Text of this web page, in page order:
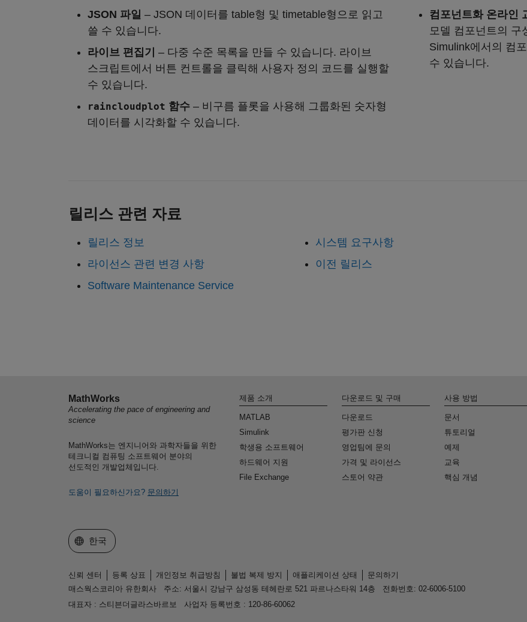
JSON 파일 – JSON 데이터를 table형 및 timetable형으로 읽고
쓸 수 있습니다.
라이브 편집기 – 다중 수준 목록을 만들 수 있습니다. 라이브
스크립트에서 버튼 컨트롤을 클릭해 사용자 정의 코드를 실행할
수 있습니다.
raincloudplot 함수 – 비구름 플롯을 사용해 그룹화된 숫자형
데이터를 시각화할 수 있습니다.
컴포넌트화 온라인
모델 컴포넌트의 구
Simulink에서의 컴
수 있습니다.
릴리스 관련 자료
릴리스 정보
라이선스 관련 변경 사항
Software Maintenance Service
시스템 요구사항
이전 릴리스
MathWorks
Accelerating the pace of engineering and
science
MathWorks는 엔지니어와 과학자들을 위한
테크니컬 컴퓨팅 소프트웨어 분야의
선도적인 개발업체입니다.
도움이 필요하신가요? 문의하기
제품 소개
MATLAB
Simulink
학생용 소프트웨어
하드웨어 지원
File Exchange
다운로드 및 구매
다운로드
평가판 신청
영업팀에 문의
가격 및 라이선스
스토어 약관
사용 방법
문서
튜토리얼
예제
교육
핵심 개념
웹사이트 선택
한국
신뢰 센터 등록 상표 개인정보 취급방침 불법 복제 방지 애플리케이션 상태
문의하기
매스웍스코리아 유한회사
주소: 서울시 강남구 삼성동 테헤란로 521 파르나스타워 14층
전화번호: 02-6006-5100
대표자 : 스티븐더글라스바르보
사업자 등록번호 : 120-86-60062